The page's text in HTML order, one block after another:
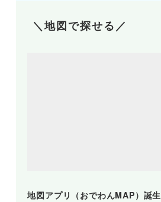
＼地図で探せる／
地図アプリ（おでわんMAP）誕生